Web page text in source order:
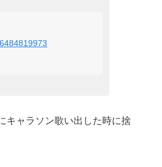
キャラソン歌い出した時に捨